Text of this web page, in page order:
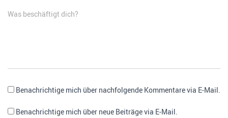
Was beschäftigt dich?
Benachrichtige mich über nachfolgende Kommentare via E-Mail.
Benachrichtige mich über neue Beiträge via E-Mail.